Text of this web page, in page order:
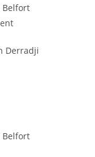
Belfort
Derradji
Belfort